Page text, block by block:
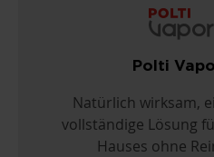
Polti
Natürlich wirksam,
vollständige Lösung
Hauses ohne